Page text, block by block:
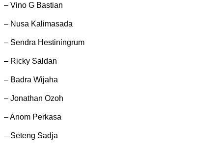
– Vino G Bastian
– Nusa Kalimasada
– Sendra Hestiningrum
– Ricky Saldan
– Badra Wijaha
– Jonathan Ozoh
– Anom Perkasa
– Seteng Sadja